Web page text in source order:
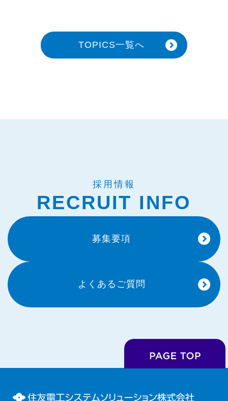
TOPICS一覧へ
採用情報
RECRUIT INFO
募集要項
よくあるご質問